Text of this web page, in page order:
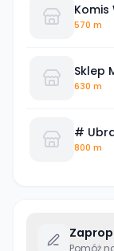
Komis
570 m
Sklep
630 m
#
800 m
Pomóż